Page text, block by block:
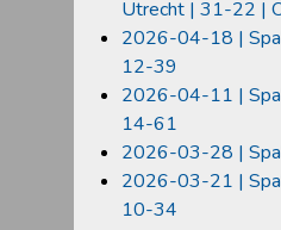
Utrecht | 31-22 |
2026-04-18 |
12-39
2026-04-11 |
14-61
2026-03-28 |
2026-03-21 |
10-34